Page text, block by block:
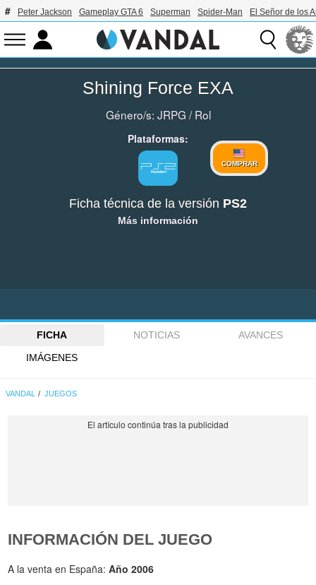
Peter Jackson Gameplay GTA 6 Superman Spider-Man El Señor de los
Shining Force EXA
Género/s: JRPG /Rol
Plataformas:
COMPRAR
Ficha técnica de la versión PS2
Más información
FICHA NOTICIAS
AVANCES
IMÁGENES
VANDAL JUEGOS
INFORMACIÓN DEL JUEGO
A la venta en España:Año 2006